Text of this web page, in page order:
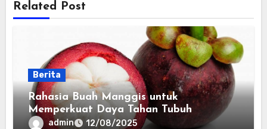
Related Post
Berita
Rahasia Buah Manggis untuk
Memperkuat Daya Tahan Tubuh
admin 12/08/2025